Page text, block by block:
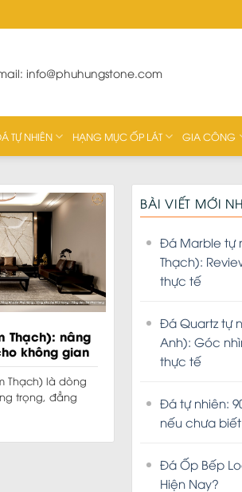
info@phuhungstone.com
TỰ NHIÊN HẠNG MỤC ỐP LÁT GIA CÔNG
Thạch): nâng
không gian
Thạch) là dòng
trọng, đẳng
BÀI VIẾT MỚI
Đá Marble tự
Thạch):
thực tế
Đá Quartz tự
Anh): Góc
thực tế
Đá tự nhiên:
nếu chưa
Đá Ốp Bếp
Hiện Nay?